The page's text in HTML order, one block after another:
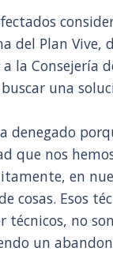
del Plan Vive,
la Consejería
una
denegado
que nos
en
cosas. Esos
técnicos, no
un